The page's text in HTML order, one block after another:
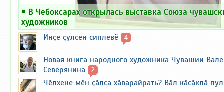
￭ В Чебоксарах открылась выставка Союза
художников
Инҫе ҫулсен сиплевӗ 4
Новая книга народного художника Чувашии
Северянина
2
Чӗлхене мӗн ҫӑлса хӑварайрать? Вӑл кӑсӑклӑ